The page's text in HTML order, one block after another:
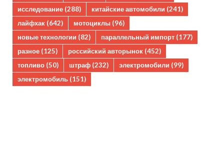
исследование (288) китайские автомобили (241)
лайфхак (642) мотоциклы (96)
новые технологии (82) параллельный импорт (177)
разное (125) российский авторынок (452)
топливо (50) штраф (232) электромобили (99)
электромобиль (151)